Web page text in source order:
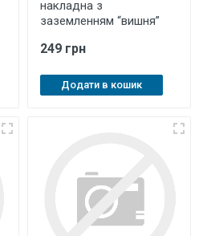
накладна з
заземленням “вишня”
249 грн
Додати в кошик